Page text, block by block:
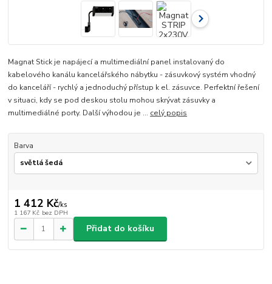
Magnat Stick je napájecí a multimediální panel instalovaný do
kabelového kanálu kancelářského nábytku - zásuvkový systém vhodný
do kanceláří - rychlý a jednoduchý přístup k el. zásuvce. Perfektní řešení
v situaci, kdy se pod deskou stolu mohou skrývat zásuvky a
multimediálné porty. Další výhodou je ... celý popis
Barva
1 412 Kč/ks
1 167 Kč bez DPH
Přidat do košíku